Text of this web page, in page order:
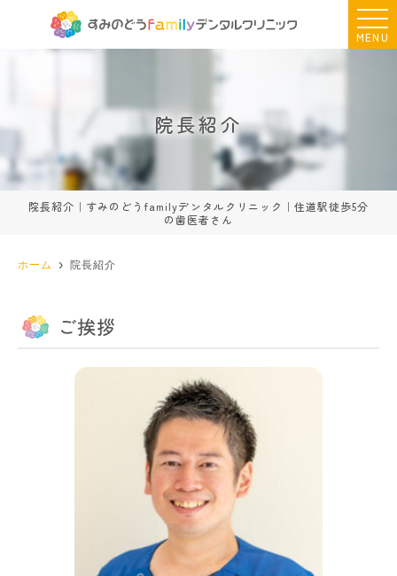
MENU
院長紹介
院長紹介｜すみのどうfamilyデンタルクリニック｜住道駅徒歩5分
の歯医者さん
ホーム 院長紹介
ご挨拶